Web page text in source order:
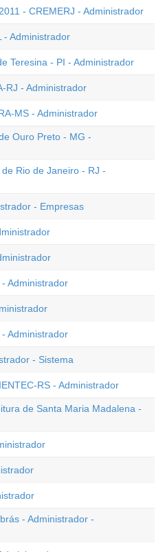
- CREMERJ - Administrador
- Administrador
Teresina - PI - Administrador
RJ - Administrador
MS - Administrador
Ouro Preto - MG -
Rio de Janeiro - RJ -
- Empresas
Administrador
Administrador
- Sistema
RS - Administrador
de Santa Maria Madalena -
- Administrador -